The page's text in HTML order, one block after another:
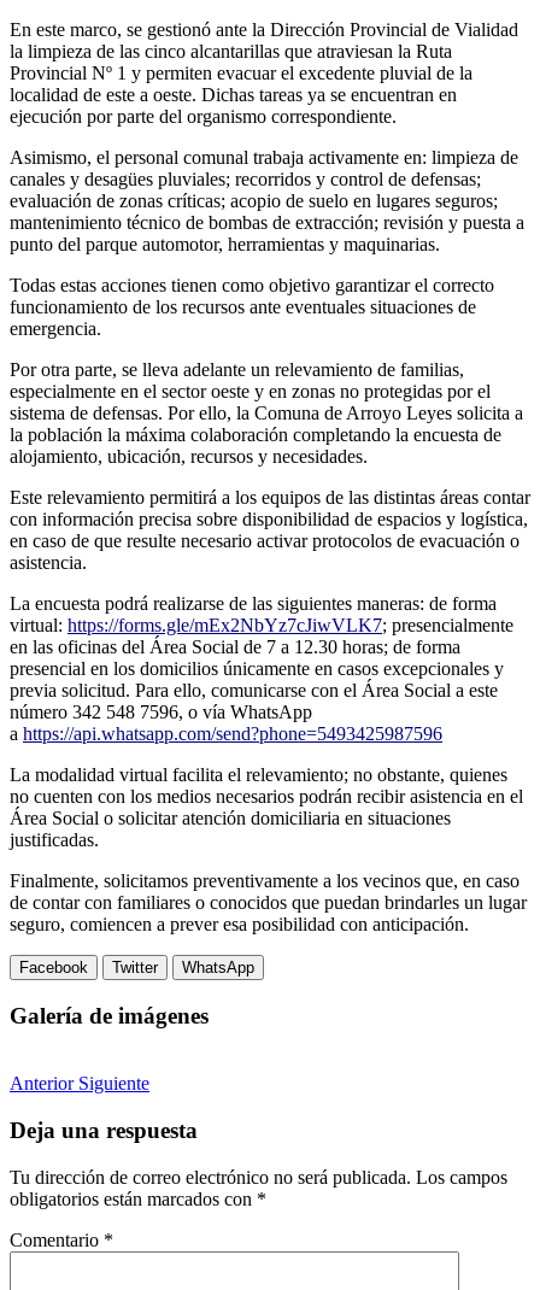
En este marco, se gestionó ante la Dirección Provincial de Vialidad
la limpieza de las cinco alcantarillas que atraviesan la Ruta
Provincial Nº 1 y permiten evacuar el excedente pluvial de la
localidad de este a oeste. Dichas tareas ya se encuentran en
ejecución por parte del organismo correspondiente.
Asimismo, el personal comunal trabaja activamente en: limpieza de
canales y desagües pluviales; recorridos y control de defensas;
evaluación de zonas críticas; acopio de suelo en lugares seguros;
mantenimiento técnico de bombas de extracción; revisión y puesta a
punto del parque automotor, herramientas y maquinarias.
Todas estas acciones tienen como objetivo garantizar el correcto
funcionamiento de los recursos ante eventuales situaciones de
emergencia.
Por otra parte, se lleva adelante un relevamiento de familias,
especialmente en el sector oeste y en zonas no protegidas por el
sistema de defensas. Por ello, la Comuna de Arroyo Leyes solicita a
la población la máxima colaboración completando la encuesta de
alojamiento, ubicación, recursos y necesidades.
Este relevamiento permitirá a los equipos de las distintas áreas contar
con información precisa sobre disponibilidad de espacios y logística,
en caso de que resulte necesario activar protocolos de evacuación o
asistencia.
La encuesta podrá realizarse de las siguientes maneras: de forma
virtual: https://forms.gle/mEx2NbYz7cJiwVLK7; presencialmente
en las oficinas del Área Social de 7 a 12.30 horas; de forma
presencial en los domicilios únicamente en casos excepcionales y
previa solicitud. Para ello, comunicarse con el Área Social a este
número 342 548 7596, o vía WhatsApp
a https://api.whatsapp.com/send?phone=5493425987596
La modalidad virtual facilita el relevamiento; no obstante, quienes
no cuenten con los medios necesarios podrán recibir asistencia en el
Área Social o solicitar atención domiciliaria en situaciones
justificadas.
Finalmente, solicitamos preventivamente a los vecinos que, en caso
de contar con familiares o conocidos que puedan brindarles un lugar
seguro, comiencen a prever esa posibilidad con anticipación.
Facebook Twitter WhatsApp
Galería de imágenes
Anterior Siguiente
Deja una respuesta
Tu dirección de correo electrónico no será publicada. Los campos
obligatorios están marcados con *
Comentario *